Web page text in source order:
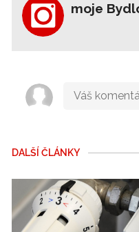
moje
DALŠÍ ČLÁNKY